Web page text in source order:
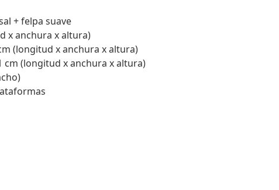
+ felpa suave
x anchura x altura)
(longitud x anchura x altura)
cm (longitud x anchura x altura)